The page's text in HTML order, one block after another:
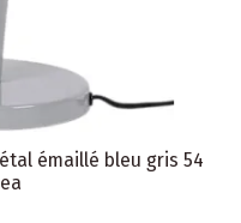
émaillé bleu gris 54